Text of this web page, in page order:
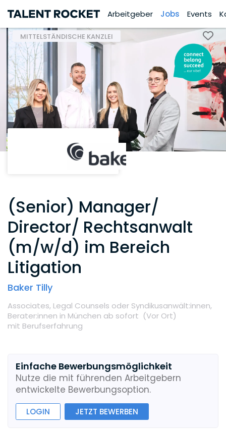
Arbeitgeber Jobs Events
MITTELSTÄNDISCHE KANZLEI
(Senior) Manager/
Director/ Rechtsanwalt
(m/w/d) im Bereich
Litigation
Baker Tilly
Associates, Legal Counsels oder Syndikusanwält:innen,
Berater:innen in München ab sofort (Vor Ort)
mit Berufserfahrung
Einfache Bewerbungsmöglichkeit
Nutze die mit führenden Arbeitgebern
entwickelte Bewerbungsoption.
LOGIN JETZT BEWERBEN